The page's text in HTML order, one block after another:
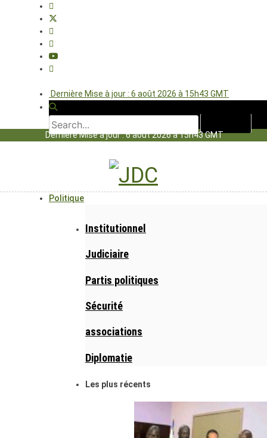
Dernière Mise à jour : 6 août 2026 à 15h43 GMT
Dernière Mise à jour : 6 août 2026 à 15h43 GMT
Politique
Institutionnel
Judiciaire
Partis politiques
Sécurité
associations
Diplomatie
Les plus récents